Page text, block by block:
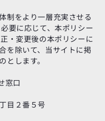
制をより一層充実させる
要に応じて、本ポリシー
・変更後の本ポリシーに
を除いて、当サイトに掲
とします。
窓口
目２番５号